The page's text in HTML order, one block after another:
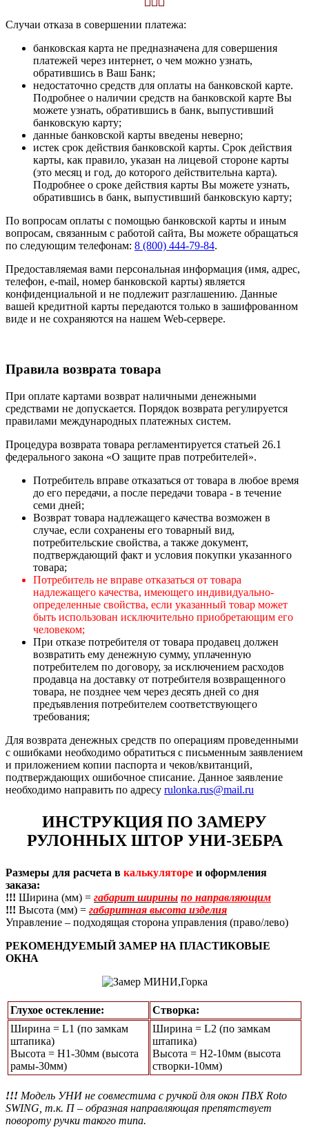
Случаи отказа в совершении платежа:
банковская карта не предназначена для совершения
платежей через интернет, о чем можно узнать,
обратившись в Ваш Банк;
недостаточно средств для оплаты на банковской карте.
Подробнее о наличии средств на банковской карте Вы
можете узнать, обратившись в банк, выпустивший
банковскую карту;
данные банковской карты введены неверно;
истек срок действия банковской карты. Срок действия
карты, как правило, указан на лицевой стороне карты
(это месяц и год, до которого действительна карта).
Подробнее о сроке действия карты Вы можете узнать,
обратившись в банк, выпустивший банковскую карту;
По вопросам оплаты с помощью банковской карты и иным
вопросам, связанным с работой сайта, Вы можете обращаться
по следующим телефонам: 8 (800) 444-79-84.
Предоставляемая вами персональная информация (имя, адрес,
телефон, e-mail, номер банковской карты) является
конфиденциальной и не подлежит разглашению. Данные
вашей кредитной карты передаются только в зашифрованном
виде и не сохраняются на нашем Web-сервере.
Правила возврата товара
При оплате картами возврат наличными денежными
средствами не допускается. Порядок возврата регулируется
правилами международных платежных систем.
Процедура возврата товара регламентируется статьей 26.1
федерального закона «О защите прав потребителей».
Потребитель вправе отказаться от товара в любое время
до его передачи, а после передачи товара - в течение
семи дней;
Возврат товара надлежащего качества возможен в
случае, если сохранены его товарный вид,
потребительские свойства, а также документ,
подтверждающий факт и условия покупки указанного
товара;
Потребитель не вправе отказаться от товара
надлежащего качества, имеющего индивидуально-
определенные свойства, если указанный товар может
быть использован исключительно приобретающим его
человеком;
При отказе потребителя от товара продавец должен
возвратить ему денежную сумму, уплаченную
потребителем по договору, за исключением расходов
продавца на доставку от потребителя возвращенного
товара, не позднее чем через десять дней со дня
предъявления потребителем соответствующего
требования;
Для возврата денежных средств по операциям проведенными
с ошибками необходимо обратиться с письменным заявлением
и приложением копии паспорта и чеков/квитанций,
подтверждающих ошибочное списание. Данное заявление
необходимо направить по адресу rulonka.rus@mail.ru
ИНСТРУКЦИЯ ПО ЗАМЕРУ
РУЛОННЫХ ШТОР УНИ-ЗЕБРА
Размеры для расчета в калькуляторе и оформления
заказа:
!!! Ширина (мм) = габарит ширины по направляющим
!!! Высота (мм) = габаритная высота изделия
Управление – подходящая сторона управления (право/лево)
РЕКОМЕНДУЕМЫЙ ЗАМЕР НА ПЛАСТИКОВЫЕ
ОКНА
Глухое остекление:
Створка:
Ширина = L1 (по замкам
штапика)
Высота = Н1-30мм (высота
рамы-30мм)
Ширина = L2 (по замкам
штапика)
Высота = H2-10мм (высота
створки-10мм)
!!! Модель УНИ не совместима с ручкой для окон ПВХ Roto
SWING, т.к. П – образная направляющая препятствует
повороту ручки такого типа.